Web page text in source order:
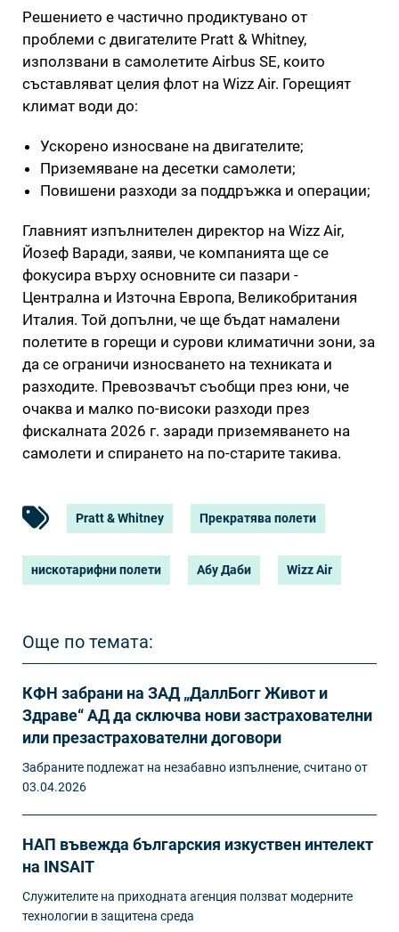
Решението е частично продиктувано от
проблеми с двигателите Pratt & Whitney,
използвани в самолетите Airbus SE, които
съставляват целия флот на Wizz Air. Горещият
климат води до:
Ускорено износване на двигателите;
Приземяване на десетки самолети;
Повишени разходи за поддръжка и операции;
Главният изпълнителен директор на Wizz Air,
Йозеф Варади, заяви, че компанията ще се
фокусира върху основните си пазари -
Централна и Източна Европа, Великобритания
Италия. Той допълни, че ще бъдат намалени
полетите в горещи и сурови климатични зони, за
да се ограничи износването на техниката и
разходите. Превозвачът съобщи през юни, че
очаква и малко по-високи разходи през
фискалната 2026 г. заради приземяването на
самолети и спирането на по-старите такива.
Pratt & Whitney Прекратява полети
нискотарифни полети Абу Даби Wizz Air
Още по темата:
КФН забрани на ЗАД „ДаллБогг Живот и
Здраве“ АД да сключва нови застрахователни
или презастрахователни договори
Забраните подлежат на незабавно изпълнение, считано от
03.04.2026
НАП въвежда българския изкуствен интелект
на INSAIT
Служителите на приходната агенция ползват модерните
технологии в защитена среда